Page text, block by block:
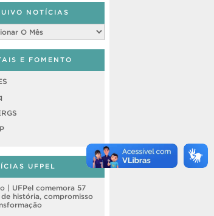
NOTÍCIAS
E FOMENTO
UFPEL
| UFPel comemora 57
de história, compromisso